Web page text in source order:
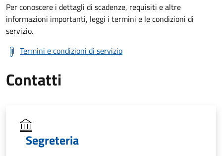
Per conoscere i dettagli di scadenze, requisiti e altre
informazioni importanti, leggi i termini e le condizioni di
servizio.
Termini e condizioni di servizio
Contatti
Segreteria